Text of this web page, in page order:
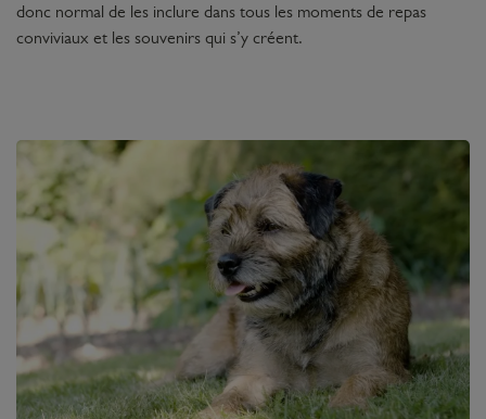
donc normal de les inclure dans tous les moments de repas
conviviaux et les souvenirs qui s’y créent.